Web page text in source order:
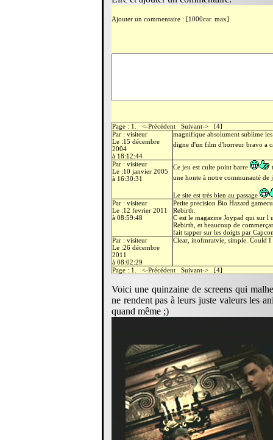
Ajouter un commentaire : [1000car. max]
Page : 1. <-Précédent Suivant-> [4]
Par : visiteur
Le :15 décembre
2004
à 18:12:44
magnifique absolument sublime
digne d'un film d'horreur bravo a
Par : visiteur
Le :10 janvier 2005
à 16:30:31
Ce jeu est culte point barre
une honte à notre communauté de
Le site est très bien au passage
Par : visiteur
Le :12 fevrier 2011
à 08:59:48
Petite precision Bio Hazard
Rebirth.
C est le magazine Joypad qui sur
Rebirth, et beaucoup de
fait tapper sur les doigts par
Par : visiteur
Le :26 décembre
2011
à 08:02:29
Clear, inofmratvie, simple. Could I
Page : 1. <-Précédent Suivant-> [4]
Voici une quinzaine de screens qui
ne rendent pas à leurs juste valeurs les
quand même ;)